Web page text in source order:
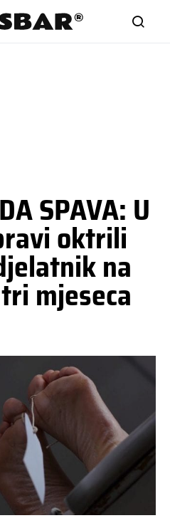
SPAVA: U
oktrili
na
mjeseca